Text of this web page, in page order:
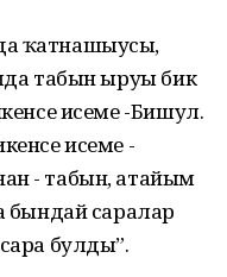
ҡатнашыусы,
табын ыруы бик
исеме -Бишул.
исеме -
- табын, атайым
бындай саралар
булды”.